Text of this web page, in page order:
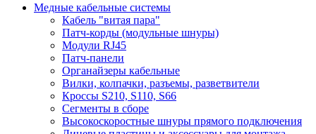
Медные кабельные системы
Кабель "витая пара"
Патч-корды (модульные шнуры)
Модули RJ45
Патч-панели
Органайзеры кабельные
Вилки, колпачки, разъемы, разветвители
Кроссы S210, S110, S66
Сегменты в сборе
Высокоскоростные шнуры прямого подключения